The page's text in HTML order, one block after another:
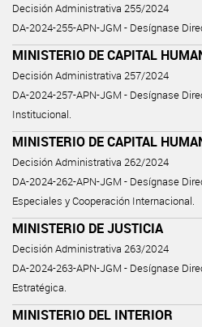
Decisión Administrativa 255/2024
DA-2024-255-APN-JGM - Desígnase
MINISTERIO DE CAPITAL
Decisión Administrativa 257/2024
DA-2024-257-APN-JGM - Desígnase
Institucional.
MINISTERIO DE CAPITAL
Decisión Administrativa 262/2024
DA-2024-262-APN-JGM - Desígnase
Especiales y Cooperación Internacional.
MINISTERIO DE JUSTICIA
Decisión Administrativa 263/2024
DA-2024-263-APN-JGM - Desígnase
Estratégica.
MINISTERIO DEL INTERIOR